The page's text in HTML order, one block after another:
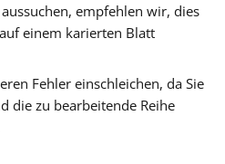
empfehlen wir, dies
einem karierten Blatt
Fehler einschleichen, da Sie
die zu bearbeitende Reihe